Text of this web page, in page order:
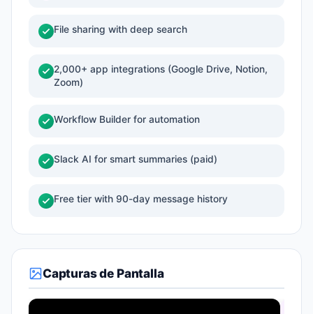
File sharing with deep search
2,000+ app integrations (Google Drive, Notion,
Zoom)
Workflow Builder for automation
Slack AI for smart summaries (paid)
Free tier with 90-day message history
Capturas de Pantalla